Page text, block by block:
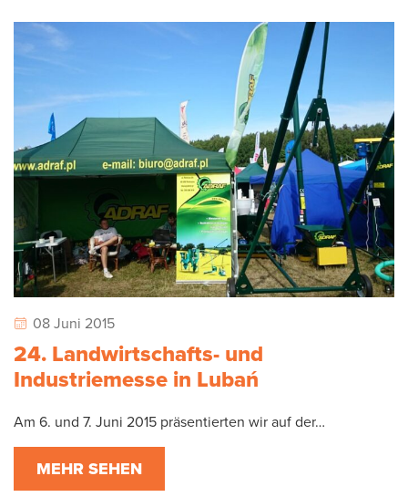
08 Juni 2015
24. Landwirtschafts- und
Industriemesse in Lubań
Am 6. und 7. Juni 2015 präsentierten wir auf der…
MEHR SEHEN